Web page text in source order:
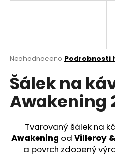
Průměrné
produktu
je
0,0
z
hvězdiček.
Neohodnoceno Podrobnosti
Šálek na
Awakening
Tvarovaný šálek na
Awakening od Villeroy
a povrch zdobený
D
o
p
o
č